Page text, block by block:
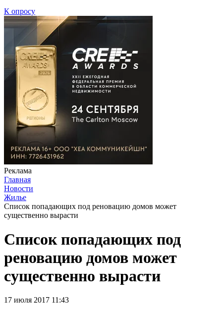
К опросу
Реклама
Главная
Новости
Жилье
Список попадающих под реновацию домов может
существенно вырасти
Список попадающих под
реновацию домов может
существенно вырасти
17 июля 2017 11:43